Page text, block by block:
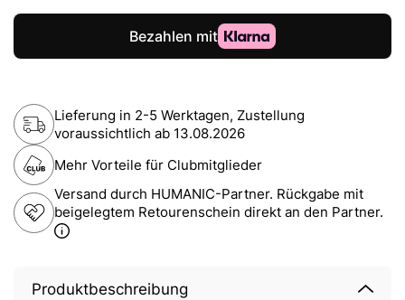
Lieferung in 2-5 Werktagen, Zustellung
voraussichtlich ab 13.08.2026
Mehr Vorteile für Clubmitglieder
Versand durch HUMANIC-Partner. Rückgabe mit
beigelegtem Retourenschein direkt an den Partner.
Produktbeschreibung